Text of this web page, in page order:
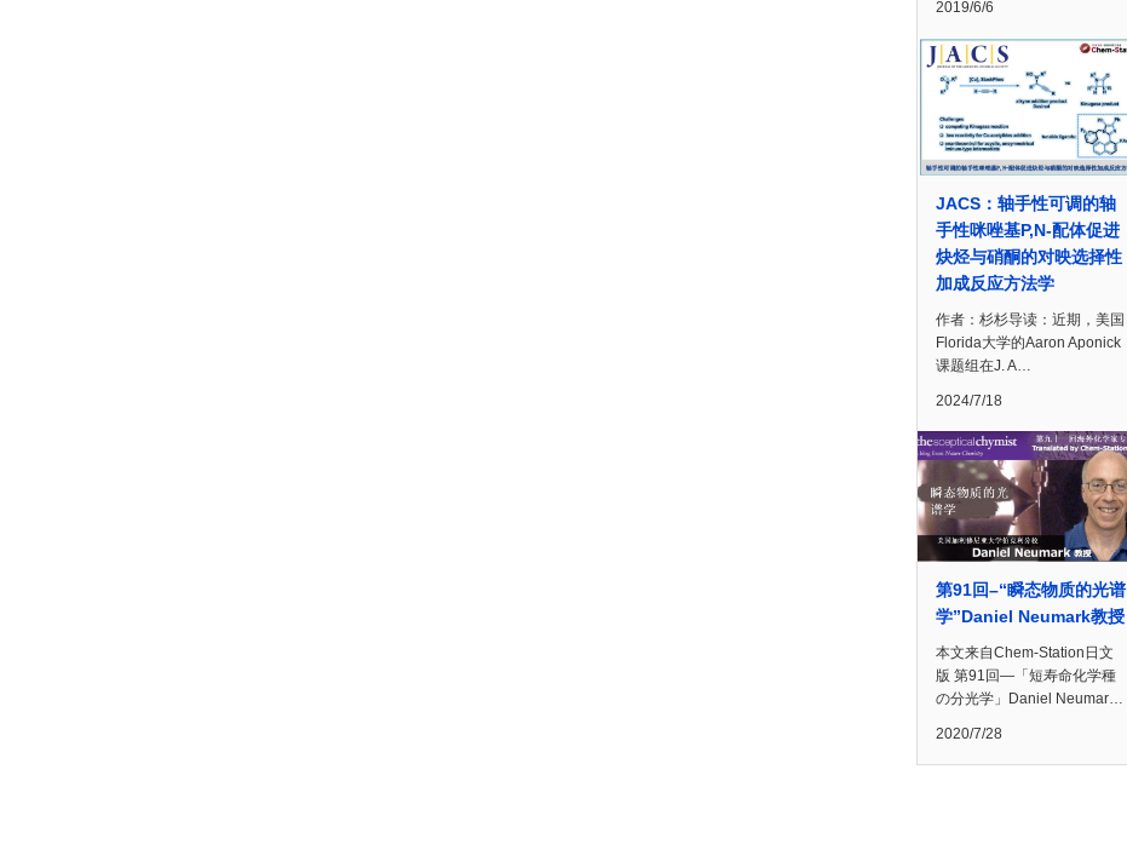
2019/6/6
JACS：轴手性可调的轴
手性咪唑基P,N-配体促进
炔烃与硝酮的对映选择性
加成反应方法学
作者：杉杉导读：近期，美国
Florida大学的Aaron Aponick
课题组在J. A…
2024/7/18
第91回–“瞬态物质的光谱
学”Daniel Neumark教授
本文来自Chem-Station日文
版 第91回―「短寿命化学種
の分光学」Daniel Neumar…
2020/7/28